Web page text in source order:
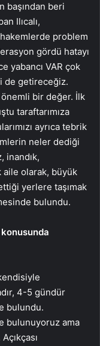
başından beri
Ilıcalı,
problem
gördü hatayı
yabancı VAR çok
de getireceğiz.
önemli bir değer. İlk
taraftarımıza
ayrıca tebrik
neler dediği
inandık,
olarak, büyük
yerlere taşımak
bulundu.
4-5 gündür
bulundu.
bulunuyoruz ama